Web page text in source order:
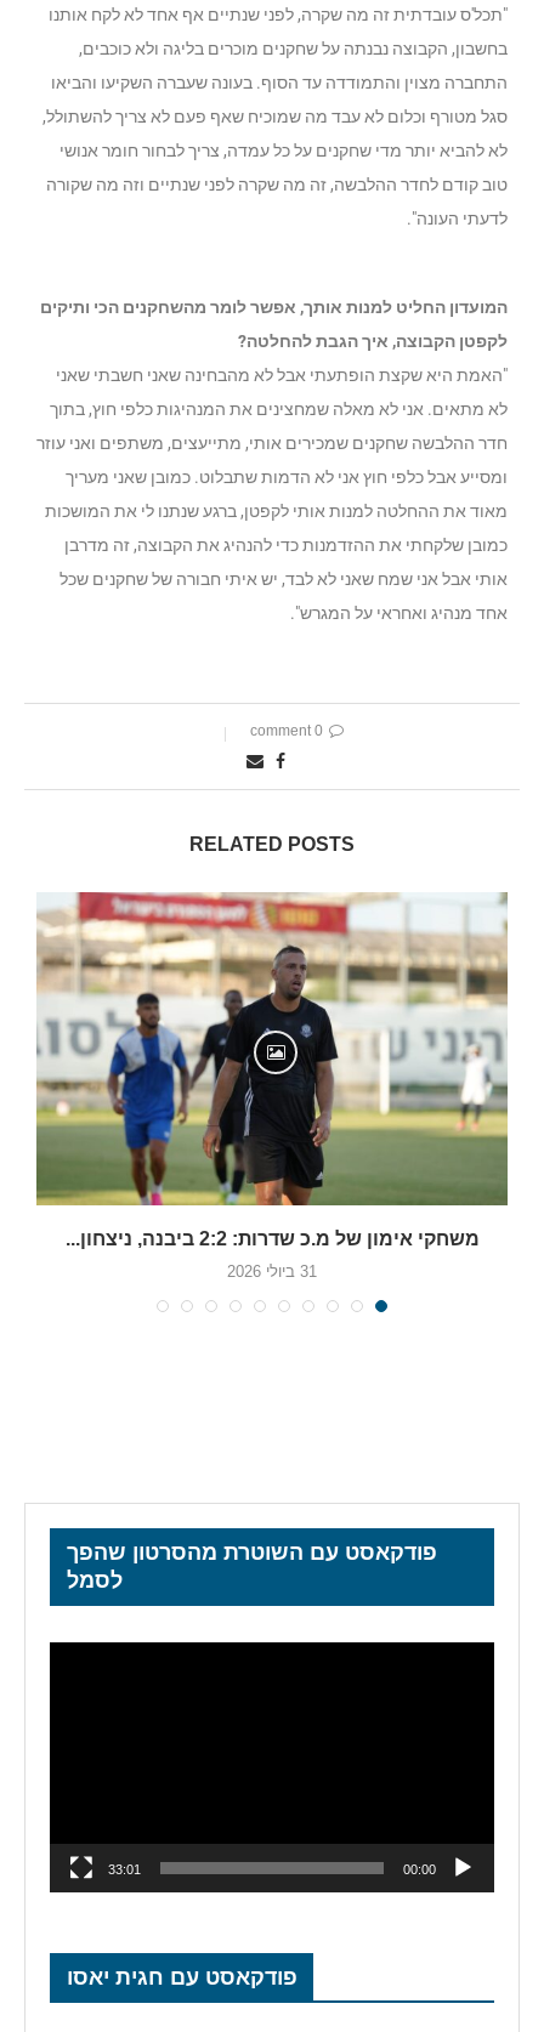
"תכל'ס עובדתית זה מה שקרה, לפני שנתיים אף אחד לא לקח אותנו
בחשבון, הקבוצה נבנתה על שחקנים מוכרים בליגה ולא כוכבים,
התחברה מצוין והתמודדה עד הסוף. בעונה שעברה השקיעו והביאו
סגל מטורף וכלום לא עבד מה שמוכיח שאף פעם לא צריך להשתולל,
לא להביא יותר מדי שחקנים על כל עמדה, צריך לבחור חומר אנושי
טוב קודם לחדר ההלבשה, זה מה שקרה לפני שנתיים וזה מה שקורה
לדעתי העונה".
המועדון החליט למנות אותך, אפשר לומר מהשחקנים הכי ותיקים
לקפטן הקבוצה, איך הגבת להחלטה?
"האמת היא שקצת הופתעתי אבל לא מהבחינה שאני חשבתי שאני
לא מתאים. אני לא מאלה שמחצינים את המנהיגות כלפי חוץ, בתוך
חדר ההלבשה שחקנים שמכירים אותי, מתייעצים, משתפים ואני עוזר
ומסייע אבל כלפי חוץ אני לא הדמות שתבלוט. כמובן שאני מעריך
מאוד את ההחלטה למנות אותי לקפטן, ברגע שנתנו לי את המושכות
כמובן שלקחתי את ההזדמנות כדי להנהיג את הקבוצה, זה מדרבן
אותי אבל אני שמח שאני לא לבד, יש איתי חבורה של שחקנים שכל
אחד מנהיג ואחראי על המגרש".
0 comment
RELATED POSTS
משחקי אימון של מ.כ שדרות: 2:2 ביבנה, ניצחון...
31 ביולי 2026
פודקאסט עם השוטרת מהסרטון שהפך
לסמל
00:00
33:01
פודקאסט עם חגית יאסו